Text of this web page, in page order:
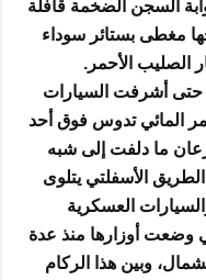
السجن الضخمة قافلة
مغطى بستائر سوداء
الصليب الأحمر.
حتى أشرفت السيارات
المائي تدوس فوق أحد
ما دلفت إلى شبه
الأسفلتي يتلوى
العسكرية
وضعت أوزارها منذ عدة
وبين هذا الركام